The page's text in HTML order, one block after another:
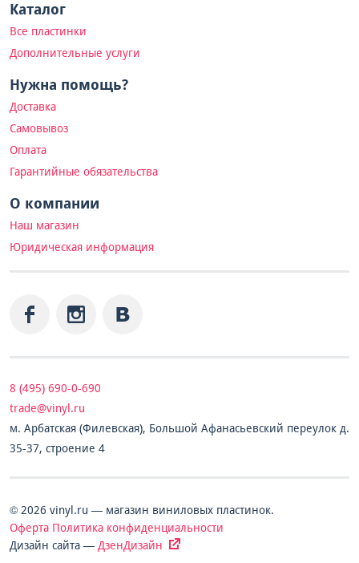
Каталог
Все пластинки
Дополнительные услуги
Нужна помощь?
Доставка
Самовывоз
Оплата
Гарантийные обязательства
О компании
Наш магазин
Юридическая информация
8 (495) 690-0-690
trade@vinyl.ru
м. Арбатская (Филевская), Большой Афанасьевский переулок д.
35-37, строение 4
© 2026 vinyl.ru — магазин виниловых пластинок.
Оферта Политика конфиденциальности
Дизайн сайта — ДзенДизайн